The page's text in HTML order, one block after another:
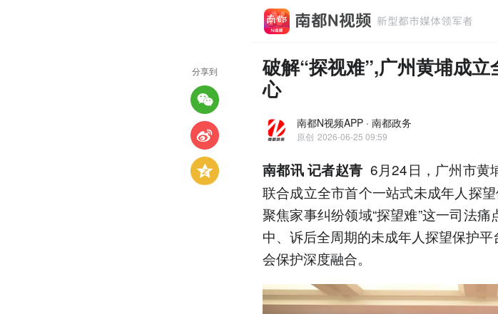
破解“探视难”,广州黄埔成
心
南都N视频APP · 南都政务
原创 2026-06-25 09:59
南都讯 记者赵青 6月24日，广州市黄
联合成立全市首个一站式未成年人探
聚焦家事纠纷领域“探望难”这一司法
中、诉后全周期的未成年人探望保护
会保护深度融合。
分享到